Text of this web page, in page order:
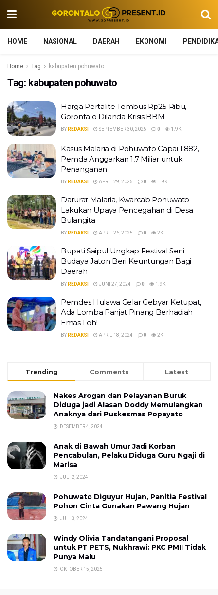
HOME NASIONAL DAERAH EKONOMI
Home Tag kabupaten pohuwato
Tag: kabupaten pohuwato
Harga Pertalite Tembus Rp25 Ribu,
Gorontalo Dilanda Krisis BBM
BY REDAKSI SEPTEMBER 30, 2025 0 1.9K
Kasus Malaria di Pohuwato Capai 1.882,
Pemda Anggarkan 1,7 Miliar untuk
Penanganan
BY REDAKSI APRIL 29, 2025 0 1.9K
Darurat Malaria, Kwarcab Pohuwato
Lakukan Upaya Pencegahan di Desa
Bulangita
BY REDAKSI APRIL 26, 2025 0 2K
Bupati Saipul Ungkap Festival Seni
Budaya Jaton Beri Keuntungan Bagi
Daerah
BY REDAKSI JUNI 27, 2024 0 1.9K
Pemdes Hulawa Gelar Gebyar Ketupat,
Ada Lomba Panjat Pinang Berhadiah
Emas Loh!
BY REDAKSI APRIL 18, 2024 0 2K
Trending Comments Latest
Nakes Arogan dan Pelayanan Buruk
Diduga jadi Alasan Doddy Memulangkan
Anaknya dari Puskesmas Popayato
DESEMBER 4, 2024
Anak di Bawah Umur Jadi Korban
Pencabulan, Pelaku Diduga Guru Ngaji di
Marisa
JULI 2, 2024
Pohuwato Diguyur Hujan, Panitia Festival
Pohon Cinta Gunakan Pawang Hujan
JULI 3, 2024
Windy Olivia Tandatangani Proposal
untuk PT PETS, Nukhrawi: PKC PMII Tidak
Punya Malu
OKTOBER 15, 2025